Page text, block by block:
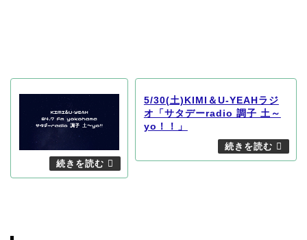
5/30(土)KIMI＆U-YEAHラジ
オ「サタデーradio 調子 土～
yo！！」